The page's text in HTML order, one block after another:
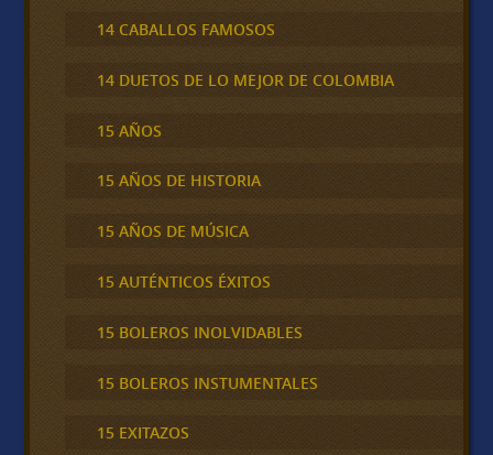
14 CABALLOS FAMOSOS
14 DUETOS DE LO MEJOR DE COLOMBIA
15 AÑOS
15 AÑOS DE HISTORIA
15 AÑOS DE MÚSICA
15 AUTÉNTICOS ÉXITOS
15 BOLEROS INOLVIDABLES
15 BOLEROS INSTUMENTALES
15 EXITAZOS